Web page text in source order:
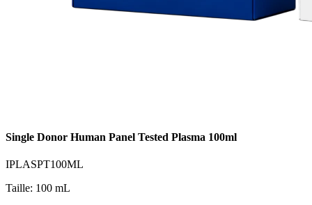
Single Donor Human Panel Tested Plasma 100ml
IPLASPT100ML
Taille: 100 mL